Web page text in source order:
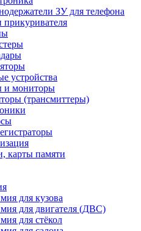
ЗУ для телефона
прикуривателя
устройства
и мониторы
(трансмиттеры)
карты памяти
для кузова
для двигателя (ДВС)
для стёкол